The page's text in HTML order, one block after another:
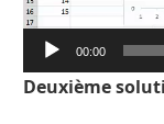
00:00
Deuxième